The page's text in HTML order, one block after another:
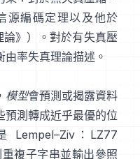
源編碼定理以及他於
》 ）。對於有失真壓
由率失真理論描述。
模型會預測或揭露資料
預測轉成近乎最優的位
Lempel–Ziv： LZ77
複子字串並輸出參照